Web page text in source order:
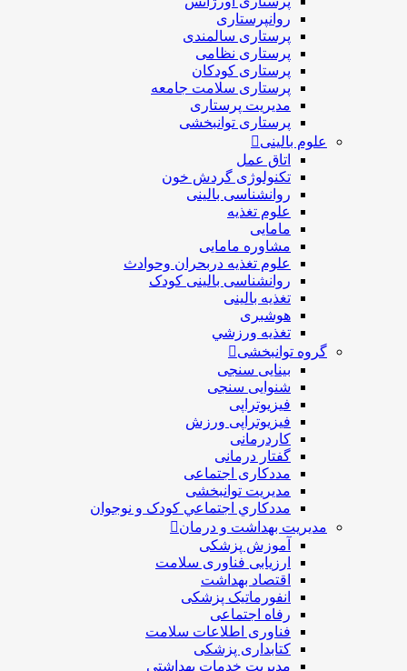
روانپرستاری
پرستاری سالمندی
پرستاری نظامی
پرستاری کودکان
پرستاری سلامت جامعه
مدیریت پرستاری
پرستاری توانبخشی
علوم بالینی
اتاق عمل
تکنولوژی گردش خون
روانشناسی بالینی
علوم تغذیه
مامایی
مشاوره مامایی
علوم تغذیه دربحران وحوادث
روانشناسی بالینی کودک
تغذیه بالینی
هوشبری
تغذيه ورزشي
گروه توانبخشی
بینایی سنجی
شنوایی سنجی
فیزیوتراپی
فیزیوتراپی ورزش
کاردرمانی
گفتار درمانی
مددکاری اجتماعی
مديريت توانبخشی
مددکاري اجتماعي کودک و نوجوان
مدیریت بهداشت و درمان
آموزش پزشکی
ارزیابی فناوری سلامت
اقتصاد بهداشت
انفورماتیک پزشکی
رفاه اجتماعی
فناوری اطلاعات سلامت
کتابداری پزشکی
مديريت خدمات بهداشتی